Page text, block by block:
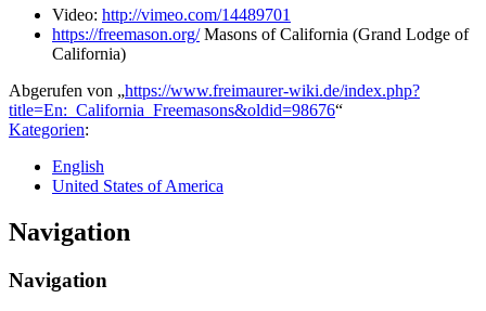
Video: http://vimeo.com/14489701
https://freemason.org/Masons of California (Grand Lodge of
California)
Abgerufen von „https://www.freimaurer-wiki.de/index.php?
title=En:_California_Freemasons&oldid=98676“
Kategorien:
English
United States of America
Navigation
Navigation